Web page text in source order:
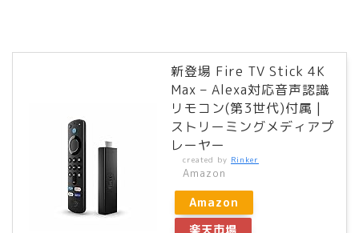
新登場 Fire TV Stick 4K
Max – Alexa対応音声認識
リモコン(第3世代)付属 |
ストリーミングメディアプ
レーヤー
created by Rinker
Amazon
Amazon